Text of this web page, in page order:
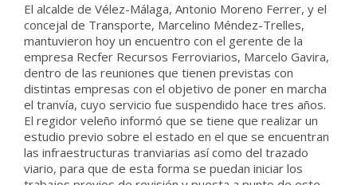
El alcalde de Vélez-Málaga, Antonio Moreno Ferrer, y el
concejal de Transporte, Marcelino Méndez-Trelles,
mantuvieron hoy un encuentro con el gerente de la
empresa Recfer Recursos Ferroviarios, Marcelo Gavira,
dentro de las reuniones que tienen previstas con
distintas empresas con el objetivo de poner en marcha
el tranvía, cuyo servicio fue suspendido hace tres años.
El regidor veleño informó que se tiene que realizar un
estudio previo sobre el estado en el que se encuentran
las infraestructuras tranviarias así como del trazado
viario, para que de esta forma se puedan iniciar los